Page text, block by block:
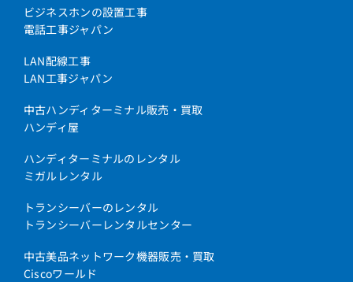
ビジネスホンの設置工事
電話工事ジャパン
LAN配線工事
LAN工事ジャパン
中古ハンディターミナル販売・買取
ハンディ屋
ハンディターミナルのレンタル
ミガルレンタル
トランシーバーのレンタル
トランシーバーレンタルセンター
中古美品ネットワーク機器販売・買取
Ciscoワールド